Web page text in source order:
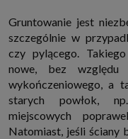
wykorzystują również
Partnerzy, którzy także
Twoim urządzeniu
które przeglądarka
stronę z tego urządzenia,
Szczegółową
znajdzieszpod tym linkiem
o tym jak zmienić
funkcjonowanie plików
urządzenia.
Gruntowanie jest
szczególnie w
czy pylącego.
nowe, bez
wykończeniowego, a
starych powłok,
miejscowych
Natomiast, jeśli ściany